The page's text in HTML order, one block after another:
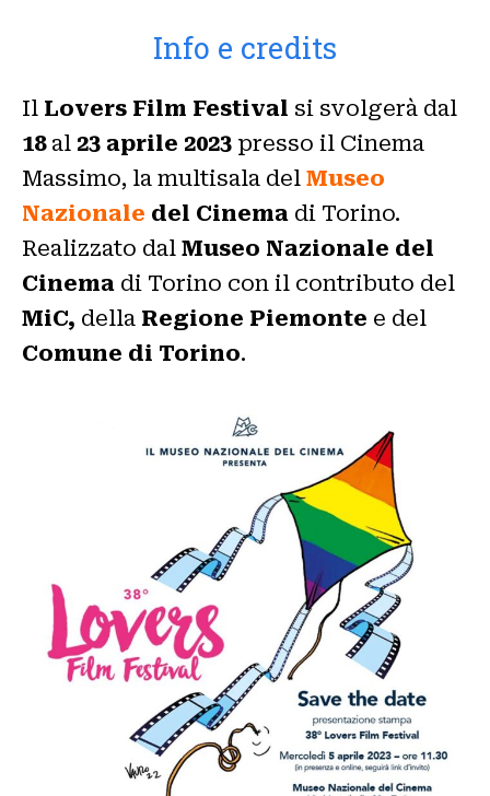
Info e credits
Il Lovers Film Festival si svolgerà dal
18 al 23 aprile 2023 presso il Cinema
Massimo, la multisala del Museo
Nazionale del Cinema di Torino.
Realizzato dal Museo Nazionale del
Cinema di Torino con il contributo del
MiC, della Regione Piemonte e del
Comune di Torino.